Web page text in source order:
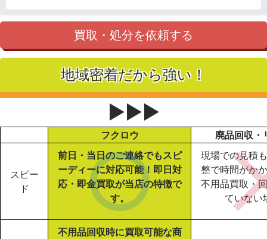
買取・処分を依頼する
地域密着だから強い！
▶▶▶
フクロウ 廃品回収・
スピー
ド
前日・当日のご連絡でもスピ
ーディーに対応可能！即日対
応・即金買取が当店の特徴で
す。
現場での見積
整で時間がか
不用品買取・
ていない
不用品回収時に買取可能な商